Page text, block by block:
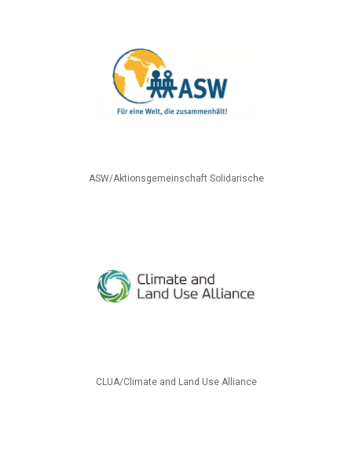
ASW/Aktionsgemeinschaft Solidarische
CLUA/Climate and Land Use Alliance